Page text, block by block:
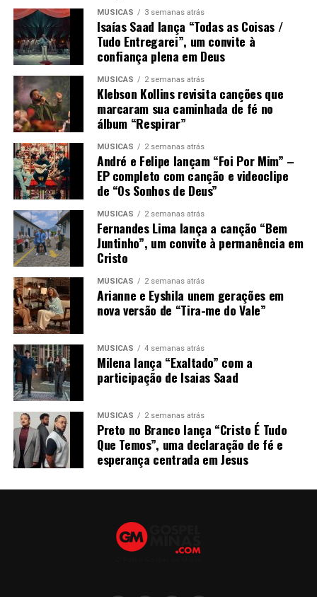
MÚSICAS 3 semanas atrás
Isaías Saad lança “Todas as Coisas /
Tudo Entregarei”, um convite à
confiança plena em Deus
MÚSICAS 2 semanas atrás
Klebson Kollins revisita canções que
marcaram sua caminhada de fé no
álbum “Respirar”
MÚSICAS 2 semanas atrás
André e Felipe lançam “Foi Por Mim” –
EP completo com canção e videoclipe
de “Os Sonhos de Deus”
MÚSICAS 2 semanas atrás
Fernandes Lima lança a canção “Bem
Juntinho”, um convite à permanência em
Cristo
MÚSICAS 2 semanas atrás
Arianne e Eyshila unem gerações em
nova versão de “Tira-me do Vale”
MÚSICAS 4 semanas atrás
Milena lança “Exaltado” com a
participação de Isaias Saad
MÚSICAS 2 semanas atrás
Preto no Branco lança “Cristo É Tudo
Que Temos”, uma declaração de fé e
esperança centrada em Jesus